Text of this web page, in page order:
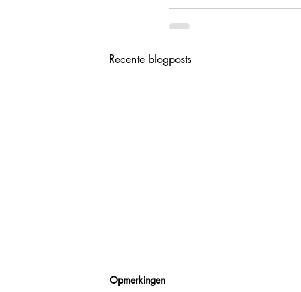
Recente blogposts
Opmerkingen